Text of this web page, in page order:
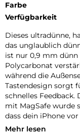
Farbe
Verfügbarkeit
Dieses ultradünne,
das unglaublich
ist nur 0,9 mm dünn
Polycarbonat
während die
Tastendesign sorgt
schnelles Feedback.
mit MagSafe wurde
dass dein iPhone
Das Case
Mehr lesen